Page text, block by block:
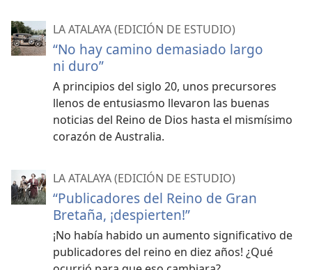
LA ATALAYA (EDICIÓN DE ESTUDIO)
“No hay camino demasiado largo
ni duro”
A principios del siglo 20, unos precursores
llenos de entusiasmo llevaron las buenas
noticias del Reino de Dios hasta el mismísimo
corazón de Australia.
LA ATALAYA (EDICIÓN DE ESTUDIO)
“Publicadores del Reino de Gran
Bretaña, ¡despierten!”
¡No había habido un aumento significativo de
publicadores del reino en diez años! ¿Qué